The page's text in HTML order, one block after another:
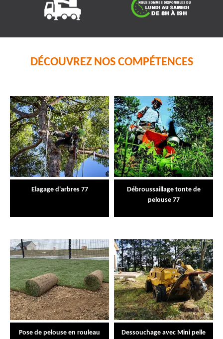
DÉCOUVREZ NOS COMPÉTENCES
Elagage d'arbres 77
Débroussaillage tonte de
pelouse 77
Pose de pelouse en rouleau
Dessouchage avec Mini pelle